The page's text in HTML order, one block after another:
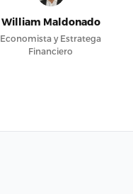
William Maldonado
Economista y Estratega
Financiero